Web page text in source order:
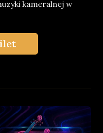
kameralnej w